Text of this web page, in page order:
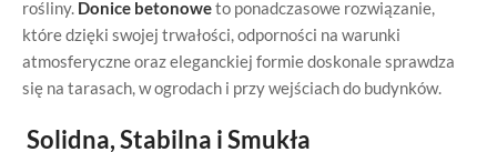
rośliny. Donice betonoweto ponadczasowe rozwiązanie,
które dzięki swojej trwałości, odporności na warunki
atmosferyczne oraz eleganckiej formie doskonale sprawdza
się na tarasach, w ogrodach i przy wejściach do budynków.
Solidna, Stabilna i Smukła